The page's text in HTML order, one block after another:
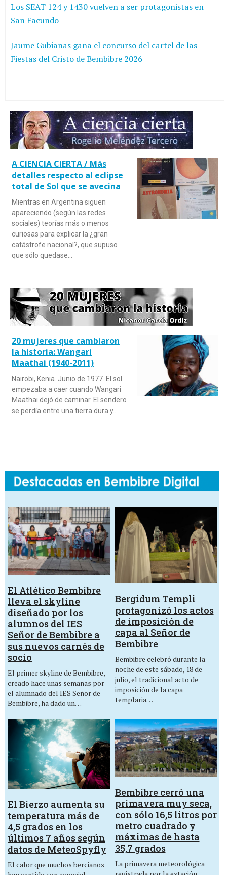
Los SEAT 124 y 1430 vuelven a ser protagonistas en
San Facundo
Jaume Gubianas gana el concurso del cartel de las
Fiestas del Cristo de Bembibre 2026
A CIENCIA CIERTA / Más
detalles respecto al eclipse
total de Sol que se avecina
Mientras en Argentina siguen
apareciendo (según las redes
sociales) teorías más o menos
curiosas para explicar la ¿gran
catástrofe nacional?, que supuso
que sólo quedase…
20 mujeres que cambiaron
la historia: Wangari
Maathai (1940-2011)
Nairobi, Kenia. Junio de 1977. El sol
empezaba a caer cuando Wangari
Maathai dejó de caminar. El sendero
se perdía entre una tierra dura y…
El Atlético Bembibre
lleva el skyline
diseñado por los
alumnos del IES
Señor de Bembibre a
sus nuevos carnés de
socio
El primer skyline de Bembibre,
creado hace unas semanas por
el alumnado del IES Señor de
Bembibre, ha dado un…
Bergidum Templi
protagonizó los actos
de imposición de
capa al Señor de
Bembibre
Bembibre celebró durante la
noche de este sábado, 18 de
julio, el tradicional acto de
imposición de la capa
templaria…
El Bierzo aumenta su
temperatura más de
4,5 grados en los
últimos 7 años según
datos de MeteoSpyfly
El calor que muchos bercianos
Bembibre cerró una
primavera muy seca,
con sólo 16,5 litros por
metro cuadrado y
máximas de hasta
35,7 grados
La primavera meteorológica